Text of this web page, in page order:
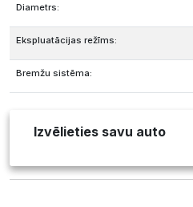
Diametrs:
Ekspluatācijas režīms:
Bremžu sistēma:
Izvēlieties savu auto